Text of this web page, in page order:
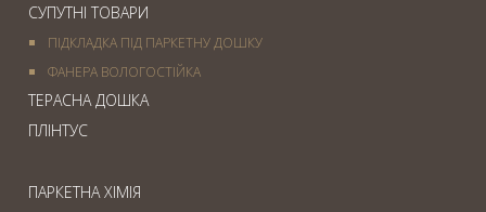
СУПУТНІ ТОВАРИ
ПІДКЛАДКА ПІД ПАРКЕТНУ ДОШКУ
ФАНЕРА ВОЛОГОСТІЙКА
ТЕРАСНА ДОШКА
ПЛІНТУС
ПАРКЕТНА ХІМІЯ